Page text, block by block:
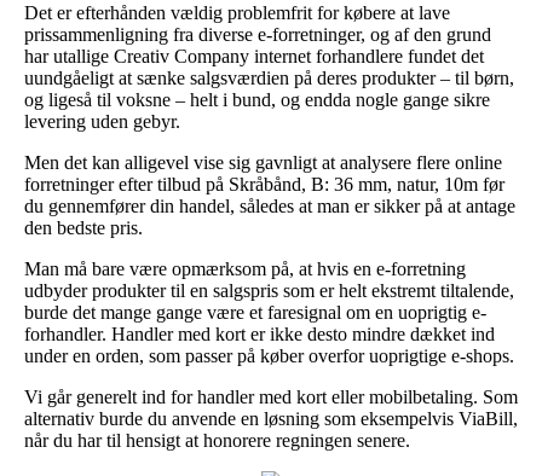
Det er efterhånden vældig problemfrit for købere at lave
prissammenligning fra diverse e-forretninger, og af den grund
har utallige Creativ Company internet forhandlere fundet det
uundgåeligt at sænke salgsværdien på deres produkter – til børn,
og ligeså til voksne – helt i bund, og endda nogle gange sikre
levering uden gebyr.
Men det kan alligevel vise sig gavnligt at analysere flere online
forretninger efter tilbud på Skråbånd, B: 36 mm, natur, 10m før
du gennemfører din handel, således at man er sikker på at antage
den bedste pris.
Man må bare være opmærksom på, at hvis en e-forretning
udbyder produkter til en salgspris som er helt ekstremt tiltalende,
burde det mange gange være et faresignal om en uoprigtig e-
forhandler. Handler med kort er ikke desto mindre dækket ind
under en orden, som passer på køber overfor uoprigtige e-shops.
Vi går generelt ind for handler med kort eller mobilbetaling. Som
alternativ burde du anvende en løsning som eksempelvis ViaBill,
når du har til hensigt at honorere regningen senere.